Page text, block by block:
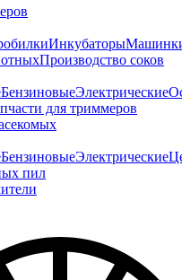
Инкубаторы
Производство соков
БензиновыеЭлектрические
для триммеров
БензиновыеЭлектрические
пил